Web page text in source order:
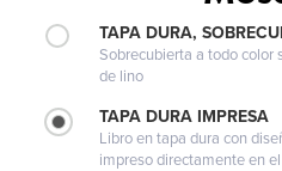
TAPA DURA,
Sobrecubierta a todo color
de lino
TAPA DURA IMPRESA
Libro en tapa dura con
impreso directamente en